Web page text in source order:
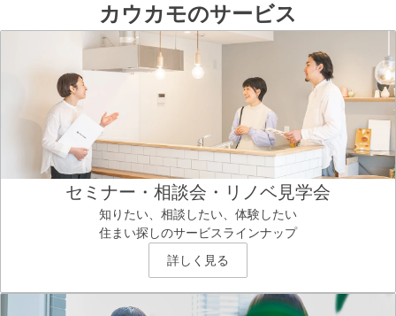
カウカモのサービス
セミナー・相談会・リノベ見学会
知りたい、相談したい、体験したい
住まい探しのサービスラインナップ
詳しく見る